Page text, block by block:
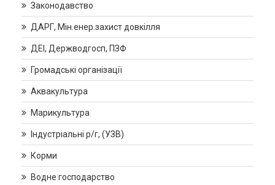
Законодавство
ДАРГ, Мін.енер.захист довкілля
ДЕІ, Держводгосп, ПЗФ
Громадські організації
Аквакультура
Марикультура
Індустріальні р/г, (УЗВ)
Корми
Водне господарство